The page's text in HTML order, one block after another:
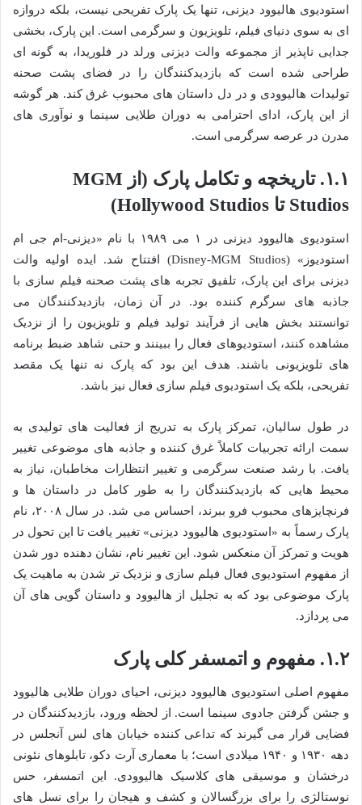
استودیوی هالیوود دیزنی، تنها یک پارک تفریحی نیست، بلکه دروازه
ای به سوی دنیای فیلم، تلویزیون و سرگرمی است. این پارک، بخشی
جدایی ناپذیر از مجموعه والت دیزنی ورلد در فلوریدا، به گونه ای
طراحی شده است که بازدیدکنندگان را در فضای پشت صحنه
تولیدات هالیوودی و در دل داستان های محبوب غرق کند. هر گوشه
از این پارک، ادای احترامی به دوران طلایی سینما و نوآوری های
مدرن در عرصه سرگرمی است.
۱.۱. تاریخچه و تکامل پارک (از MGM
Studios تا Hollywood Studios)
استودیوی هالیوود دیزنی در ۱ می ۱۹۸۹ با نام «دیزنی-ام جی ام
استودیوز» (Disney-MGM Studios) افتتاح شد. ایده اولیه والت
دیزنی برای این پارک، تلفیق تجربه های پشت صحنه فیلم سازی با
جاذبه های سرگرم کننده بود. در آن زمان، بازدیدکنندگان می
توانستند بخش هایی از فرآیند تولید فیلم و تلویزیون را از نزدیک
مشاهده کنند، استودیوهای فعال را ببینند و حتی شاهد ضبط برنامه
های تلویزیونی باشند. هدف این بود که پارک نه تنها یک مقصد
تفریحی، بلکه یک استودیوی فیلم سازی فعال نیز باشد.
در طول سالیان، تمرکز پارک به تدریج از فعالیت های تولیدی به
سمت ارائه تجربیات کاملاً غرق کننده و جاذبه های موضوعی تغییر
یافت. با رشد صنعت سرگرمی و تغییر انتظارات مخاطبان، نیاز به
محیط هایی که بازدیدکنندگان را به طور کامل در داستان ها و
فرنچایزهای محبوب فرو ببرند، احساس می شد. در سال ۲۰۰۸، نام
پارک رسماً به «استودیوی هالیوود دیزنی» تغییر یافت تا این تحول در
هویت و تمرکز آن منعکس شود. این تغییر نام، نشان دهنده دور شدن
از مفهوم استودیوی فعال فیلم سازی و نزدیک تر شدن به ماهیت یک
پارک موضوعی بود که به تجلیل از هالیوود و داستان گویی های آن
می پردازد.
۱.۲. مفهوم و اتمسفر کلی پارک
مفهوم اصلی استودیوی هالیوود دیزنی، احیای دوران طلایی هالیوود
و جشن گرفتن جادوی سینما است. از لحظه ورود، بازدیدکنندگان در
فضایی قرار می گیرند که تداعی کننده خیابان های لس آنجلس در
دهه ۱۹۳۰ و ۱۹۴۰ میلادی است؛ با معماری آرت دکو، تابلوهای نئونی
درخشان و موسیقی های کلاسیک هالیوودی. این اتمسفر، حس
نوستالژی را برای بزرگسالان و کشف و هیجان را برای نسل های